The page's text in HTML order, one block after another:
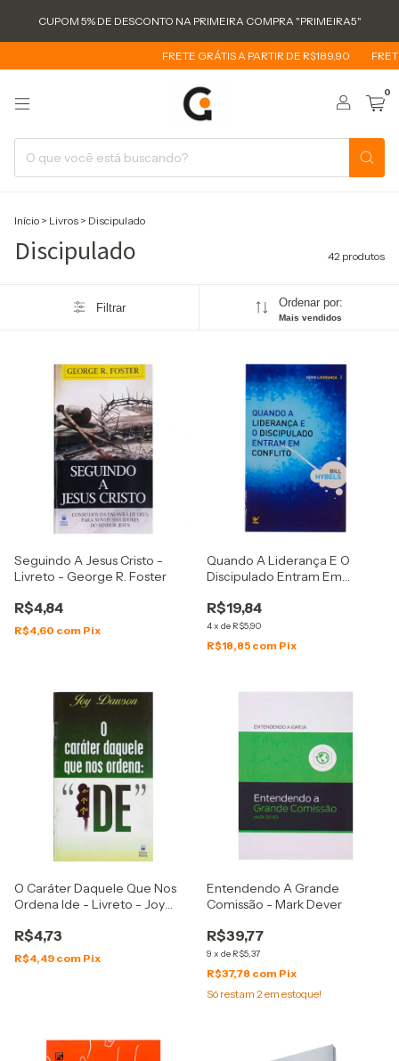
CUPOM 5% DE DESCONTO NA PRIMEIRA COMPRA "PRIMEIRA5"
FRETE GRÁTIS A PARTIR DE R$189,90 FRETE
0
Início > Livros > Discipulado
Discipulado 42 produtos
Filtrar Ordenar por:
Mais vendidos
Seguindo A Jesus Cristo -
Livreto - George R. Foster
R$4,84
R$4,60 com Pix
Quando A Liderança E O
Discipulado Entram Em
R$19,84
4x de R$5,90
R$18,85 com Pix
O Caráter Daquele Que Nos
Ordena Ide - Livreto - Joy
R$4,73
R$4,49 com Pix
Entendendo A Grande
Comissão - Mark Dever
R$39,77
9 x de R$5,37
R$37,78 com Pix
Só restam 2em estoque!